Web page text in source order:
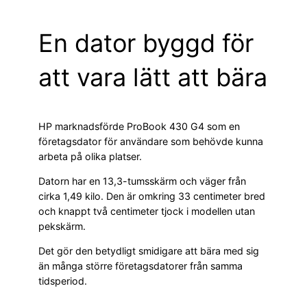
En dator byggd för
att vara lätt att bära
HP marknadsförde ProBook 430 G4 som en
företagsdator för användare som behövde kunna
arbeta på olika platser.
Datorn har en 13,3-tumsskärm och väger från
cirka 1,49 kilo. Den är omkring 33 centimeter bred
och knappt två centimeter tjock i modellen utan
pekskärm.
Det gör den betydligt smidigare att bära med sig
än många större företagsdatorer från samma
tidsperiod.